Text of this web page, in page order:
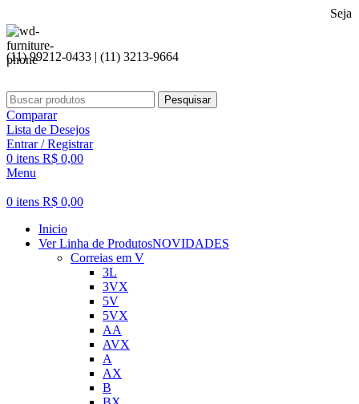
Seja bem
(11) 99212-0433 | (11) 3213-9664
Pesquisar
Comparar
Lista de Desejos
Entrar / Registrar
0 itens R$ 0,00
Menu
0 itens R$ 0,00
Inicio
Ver Linha de ProdutosNOVIDADES
Correias em V
3L
3VX
5V
5VX
AA
AVX
A
AX
B